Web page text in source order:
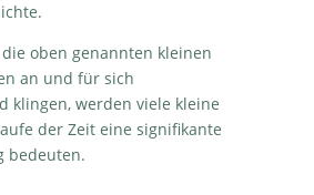
oben genannten kleinen
an und für sich
klingen, werden viele kleine
der Zeit eine signifikante
bedeuten.